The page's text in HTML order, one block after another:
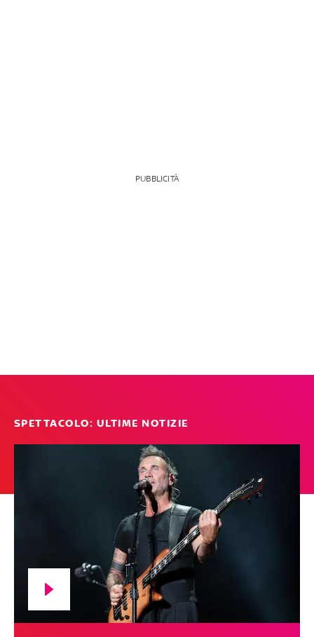
PUBBLICITÀ
SPETTACOLO: ULTIME NOTIZIE